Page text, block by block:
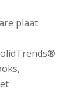
plaat